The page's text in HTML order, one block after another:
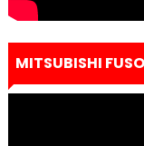
MITSUBISHI